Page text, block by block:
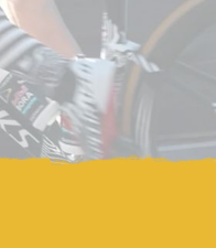
Farol/Lanterna
Ferramentas
Fita De Guidão
GPS
51.00
182,70